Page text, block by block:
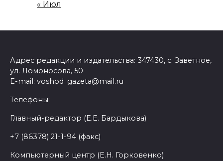
« Июл
Адрес редакции и издательства: 347430, с. Заветное,
ул. Ломоносова, 50
E-mail: voshod_gazeta@mail.ru
Телефоны:
Главный-редактор (Е.Е. Бардыкова)
+7 (86378) 21-1-94 (факс)
Компьютерный центр (Е.Н. Горковенко)